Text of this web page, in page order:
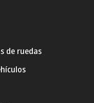
de ruedas